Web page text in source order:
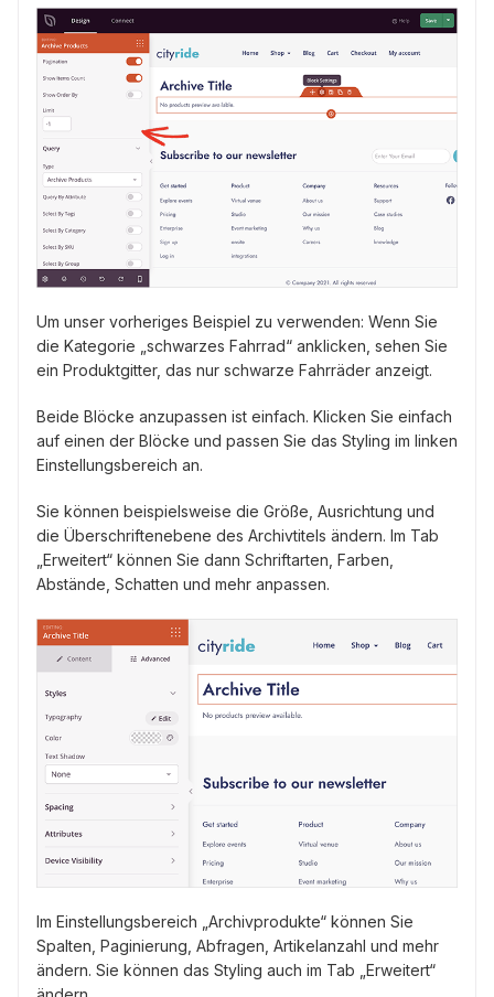
Um unser vorheriges Beispiel zu verwenden: Wenn Sie
die Kategorie „schwarzes Fahrrad“ anklicken, sehen Sie
ein Produktgitter, das nur schwarze Fahrräder anzeigt.
Beide Blöcke anzupassen ist einfach. Klicken Sie einfach
auf einen der Blöcke und passen Sie das Styling im linken
Einstellungsbereich an.
Sie können beispielsweise die Größe, Ausrichtung und
die Überschriftenebene des Archivtitels ändern. Im Tab
„Erweitert“ können Sie dann Schriftarten, Farben,
Abstände, Schatten und mehr anpassen.
Im Einstellungsbereich „Archivprodukte“ können Sie
Spalten, Paginierung, Abfragen, Artikelanzahl und mehr
ändern. Sie können das Styling auch im Tab „Erweitert“